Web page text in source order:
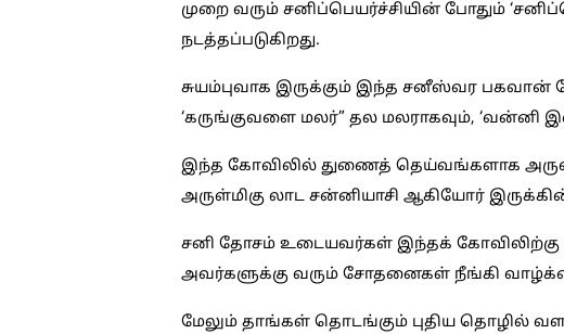
முறை வரும் சனிப்பெயர்ச்சியின் போதும்
நடத்தப்படுகிறது.
சுயம்புவாக இருக்கும் இந்த சனீஸ்வர பகவான்
‘கருங்குவளை மலர்” தல மலராகவும்,
இந்த கோவிலில் துணைத் தெய்வங்களாக
அருள்மிகு லாட சன்னியாசி ஆகியோர்
சனி தோசம் உடையவர்கள் இந்தக்
அவர்களுக்கு வரும் சோதனைகள் நீங்கி
மேலும் தாங்கள் தொடங்கும் புதிய தொழில்